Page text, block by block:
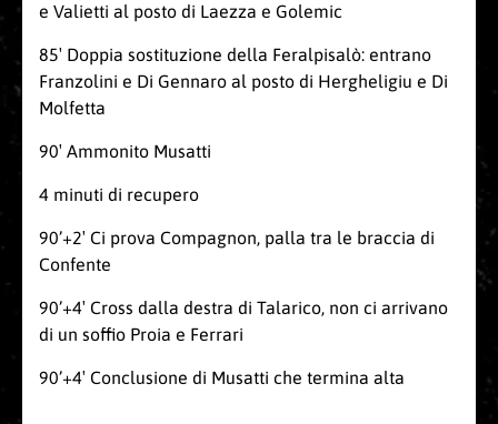
e Valietti al posto di Laezza e Golemic
85′ Doppia sostituzione della Feralpisalò: entrano
Franzolini e Di Gennaro al posto di Hergheligiu e Di
Molfetta
90′ Ammonito Musatti
4 minuti di recupero
90’+2′ Ci prova Compagnon, palla tra le braccia di
Confente
90’+4′ Cross dalla destra di Talarico, non ci arrivano
di un soffio Proia e Ferrari
90’+4′ Conclusione di Musatti che termina alta